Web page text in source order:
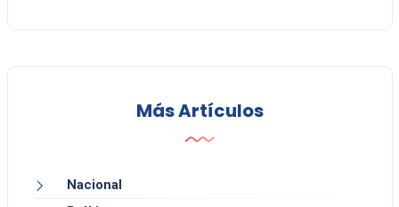
Más Artículos
Nacional